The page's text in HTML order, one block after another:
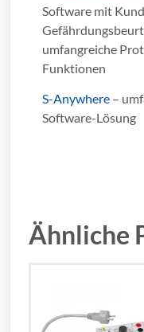
Software mit
umfangreiche
Funktionen
S-Anywhere –
Software-Lösung
Ähnliche